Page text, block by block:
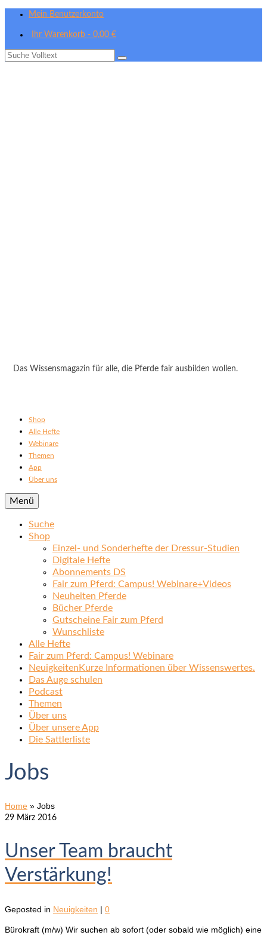
Mein Benutzerkonto
Ihr Warenkorb - 0,00 €
Suche
Das Wissensmagazin für alle, die Pferde fair ausbilden wollen.
Shop
Alle Hefte
Webinare
Themen
App
Über uns
Menü
Suche
Shop
Einzel- und Sonderhefte der Dressur-Studien
Digitale Hefte
Abonnements DS
Fair zum Pferd: Campus! Webinare+Videos
Neuheiten Pferde
Bücher Pferde
Gutscheine Fair zum Pferd
Wunschliste
Alle Hefte
Fair zum Pferd: Campus! Webinare
Neuigkeiten Kurze Informationen über Wissenswertes.
Das Auge schulen
Podcast
Themen
Über uns
Über unsere App
Die Sattlerliste
Jobs
Home » Jobs
29 März 2016
Unser Team braucht
Verstärkung!
Geposted in Neuigkeiten | 0
Bürokraft (m/w) Wir suchen ab sofort (oder sobald wie möglich) eine